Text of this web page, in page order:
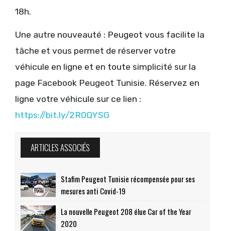
18h.
Une autre nouveauté : Peugeot vous facilite la
tâche et vous permet de réserver votre
véhicule en ligne et en toute simplicité sur la
page Facebook Peugeot Tunisie. Réservez en
ligne votre véhicule sur ce lien :
https://bit.ly/2R0QYSG
ARTICLES ASSOCIÉS
Stafim Peugeot Tunisie récompensée pour ses
mesures anti Covid-19
La nouvelle Peugeot 208 élue Car of the Year
2020